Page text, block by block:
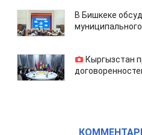
В Бишкеке
Кыргызстан